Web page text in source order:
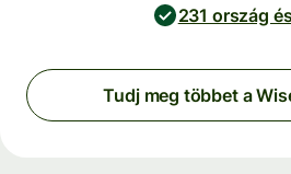
231 ország
Tudj meg többet a